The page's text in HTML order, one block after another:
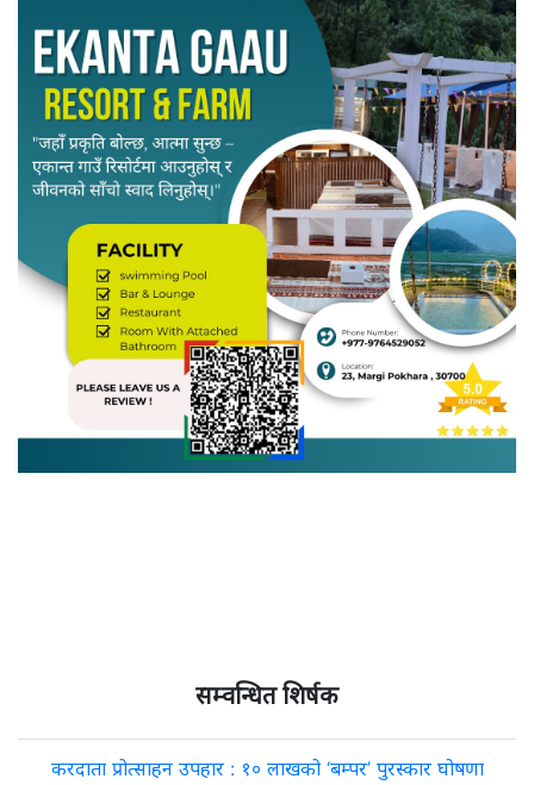
सम्वन्धित शिर्षक
करदाता प्रोत्साहन उपहार : १० लाखको ‘बम्पर’ पुरस्कार घोषणा